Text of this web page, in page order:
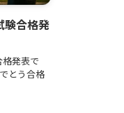
験合格発
発表で
とう合格